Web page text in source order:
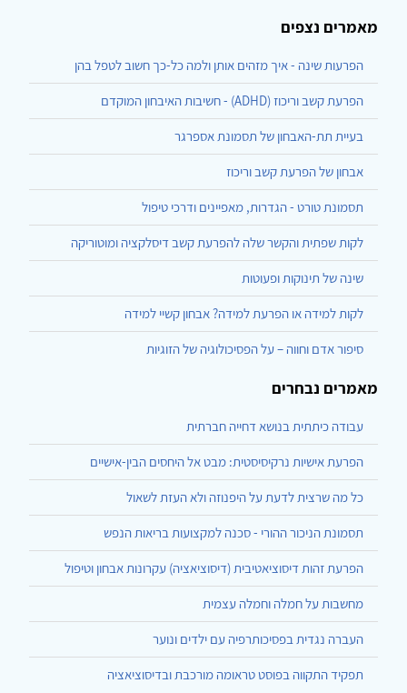
מאמרים נצפים
הפרעות שינה - איך מזהים אותן ולמה כל-כך חשוב לטפל בהן
הפרעת קשב וריכוז (ADHD) - חשיבות האיבחון המוקדם
בעיית תת-האבחון של תסמונת אספרגר
אבחון של הפרעת קשב וריכוז
תסמונת טורט - הגדרות, מאפיינים ודרכי טיפול
לקות שפתית והקשר שלה להפרעת קשב דיסלקציה ומוטוריקה
שינה של תינוקות ופעוטות
לקות למידה או הפרעת למידה? אבחון קשיי למידה
סיפור אדם וחווה – על הפסיכולוגיה של הזוגיות
מאמרים נבחרים
עבודה כיתתית בנושא דחייה חברתית
הפרעת אישיות נרקיסיסטית: מבט אל היחסים הבין-אישיים
כל מה שרצית לדעת על היפנוזה ולא העזת לשאול
תסמונת הניכור ההורי - סכנה למקצועות בריאות הנפש
הפרעת זהות דיסוציאטיבית (דיסוציאציה) עקרונות אבחון וטיפול
מחשבות על חמלה וחמלה עצמית
העברה נגדית בפסיכותרפיה עם ילדים ונוער
תפקיד התקווה בפוסט טראומה מורכבת ובדיסוציאציה